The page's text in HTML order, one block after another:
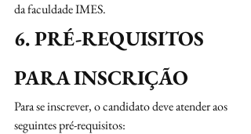
da faculdade IMES.
6. PRÉ-REQUISITOS
PARA INSCRIÇÃO
Para se inscrever, o candidato deve atender aos
seguintes pré-requisitos: